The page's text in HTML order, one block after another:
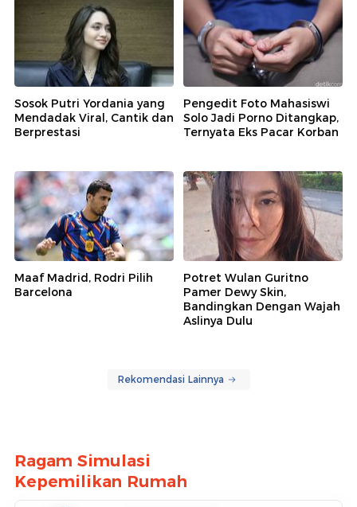
Sosok Putri Yordania yang
Mendadak Viral, Cantik dan
Berprestasi
Pengedit Foto Mahasiswi
Solo Jadi Porno Ditangkap,
Ternyata Eks Pacar Korban
Maaf Madrid, Rodri Pilih
Barcelona
Potret Wulan Guritno
Pamer Dewy Skin,
Bandingkan Dengan Wajah
Aslinya Dulu
Rekomendasi Lainnya
Ragam Simulasi
Kepemilikan Rumah